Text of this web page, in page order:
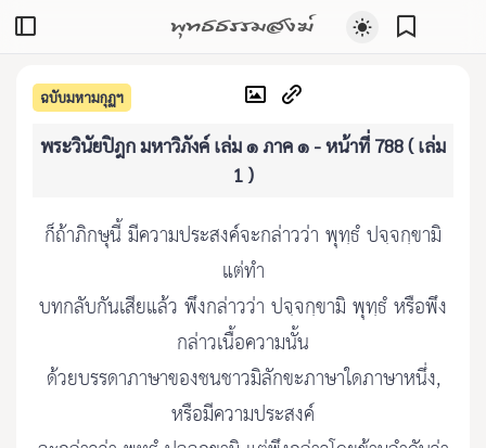
พุทธธรรมสงฆ์
ฉบับมหามกุฏฯ
พระวินัยปิฎก มหาวิภังค์ เล่ม ๑ ภาค ๑ - หน้าที่ 788 ( เล่ม
1 )
ก็ถ้าภิกษุนี้ มีความประสงค์จะกล่าวว่า พุทฺธํ ปจฺจกฺขามิ
แต่ทำ
บทกลับกันเสียแล้ว พึงกล่าวว่า ปจฺจกฺขามิ พุทฺธํ หรือพึง
กล่าวเนื้อความนั้น
ด้วยบรรดาภาษาของชนชาวมิลักขะภาษาใดภาษาหนึ่ง,
หรือมีความประสงค์